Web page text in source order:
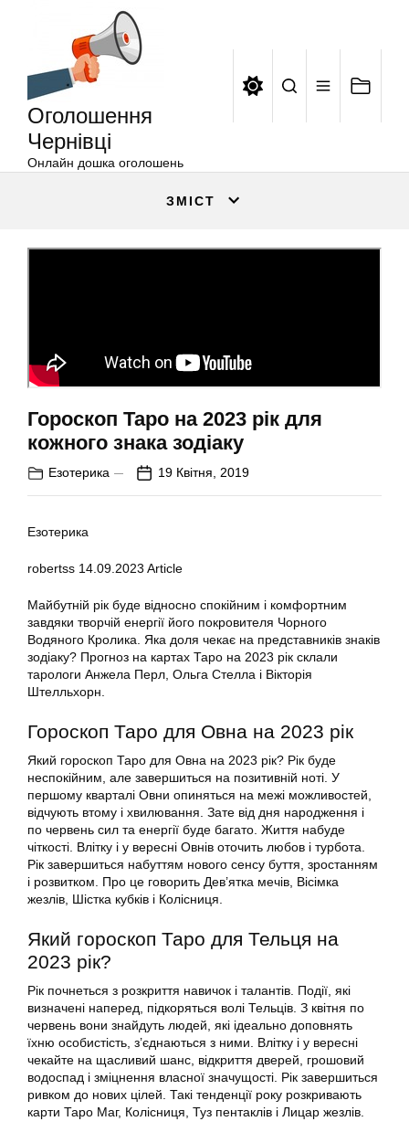
Оголошення
Чернівці
Онлайн дошка оголошень
ЗМІСТ
Гороскоп Таро на 2023 рік для
кожного знака зодіаку
Езотерика 19 Квітня, 2019
Езотерика
robertss 14.09.2023 Article
Майбутній рік буде відносно спокійним і комфортним
завдяки творчій енергії його покровителя Чорного
Водяного Кролика. Яка доля чекає на представників знаків
зодіаку? Прогноз на картах Таро на 2023 рік склали
тарологи Анжела Перл, Ольга Стелла і Вікторія
Штелльхорн.
Гороскоп Таро для Овна на 2023 рік
Який гороскоп Таро для Овна на 2023 рік? Рік буде
неспокійним, але завершиться на позитивній ноті. У
першому кварталі Овни опиняться на межі можливостей,
відчують втому і хвилювання. Зате від дня народження і
по червень сил та енергії буде багато. Життя набуде
чіткості. Влітку і у вересні Овнів оточить любов і турбота.
Рік завершиться набуттям нового сенсу буття, зростанням
і розвитком. Про це говорить Дев’ятка мечів, Вісімка
жезлів, Шістка кубків і Колісниця.
Який гороскоп Таро для Тельця на
2023 рік?
Рік почнеться з розкриття навичок і талантів. Події, які
визначені наперед, підкоряться волі Тельців. З квітня по
червень вони знайдуть людей, які ідеально доповнять
їхню особистість, з’єднаються з ними. Влітку і у вересні
чекайте на щасливий шанс, відкриття дверей, грошовий
водоспад і зміцнення власної значущості. Рік завершиться
ривком до нових цілей. Такі тенденції року розкривають
карти Таро Маг, Колісниця, Туз пентаклів і Лицар жезлів.